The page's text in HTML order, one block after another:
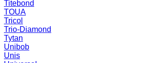
Titebond
TOUA
Tricol
Trio-Diamond
Tytan
Unibob
Unis